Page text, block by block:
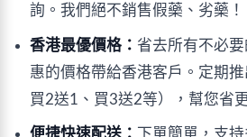
詢。我們絕不銷售假藥、劣藥！
香港最優價格： 省去所有不必
惠的價格帶給香港客戶。定期
買2送1、買3送2等），幫您省
便捷快速配送：
下單簡單，支